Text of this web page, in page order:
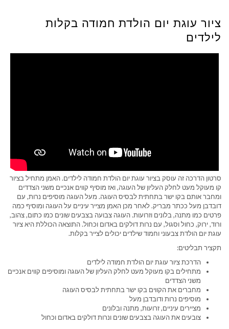
ציור עוגת יום הולדת חמודה בקלות
לילדים
סרטון הדרכה זה עוסק בציור עוגת יום הולדת חמודה לילדים. האמן מתחיל בציור
קו מעוקל מעט לחלק העליון של העוגה, ואז מוסיף קווים אנכיים משני הצדדים
ומחבר אותם בקו ישר בתחתית לבסיס העוגה. מעל העוגה מוסיפים נרות, עם
דובדבן מעל ככתר מבריק. לאחר מכן האמן מצייר עיניים על העוגה ומוסיף כמה
פרטים כמו מתנה, בלונים וזרועות. העוגה צבועה בצבעים שונים כמו כתום, צהוב,
ורוד, ירוק, כחול וסגול, עם נרות דולקים באדום וכחול. התוצאה הכוללת היא ציור
עוגת יום הולדת צבעוני וחמוד שילדים יכולים לצייר בקלות.
תקציר תבליטים:
הדרכת ציור עוגת יום הולדת חמודה לילדים
מתחילים בקו מעוקל מעט לחלק העליון של העוגה ומוסיפים קווים אנכיים
משני הצדדים
מחברים את הקווים בקו ישר בתחתית לבסיס העוגה
מוסיפים נרות ודובדבן מעל
מציירים עיניים, זרועות, מתנה ובלונים
צובעים את העוגה בצבעים שונים ונרות דולקים באדום וכחול